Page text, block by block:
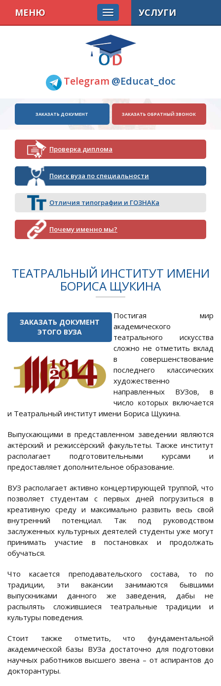
Telegram @Educat_doc
МЕНЮ
ЗАКАЗАТЬ ДОКУМЕНТ ЗАКАЗАТЬ ОБРАТНЫЙ ЗВОНОК
Проверка диплома
Поиск вуза по специальности
Отличия типографии и ГОЗНАКа
Почему именно мы?
УСЛУГИ
ТЕАТРАЛЬНЫЙ ИНСТИТУТ ИМЕНИ
БОРИСА ЩУКИНА
ЗАКАЗАТЬ ДОКУМЕНТ
ЭТОГО ВУЗА
Постигая мир
академического
театрального искусства
сложно не отметить вклад
в совершенствование
последнего классических
художественно
направленных ВУЗов, в
число которых включается
и Театральный институт имени Бориса Щукина.
Выпускающими в представленном заведении являются
актёрский и режиссёрский факультеты. Также институт
располагает подготовительными курсами и
предоставляет дополнительное образование.
ВУЗ располагает активно концертирующей труппой, что
позволяет студентам с первых дней погрузиться в
креативную среду и максимально развить весь свой
внутренний потенциал. Так под руководством
заслуженных культурных деятелей студенты уже могут
принимать участие в постановках и продолжать
обучаться.
Что касается преподавательского состава, то по
традиции, эти вакансии занимаются бывшими
выпускниками данного же заведения, дабы не
распылять сложившиеся театральные традиции и
культуры поведения.
Стоит также отметить, что фундаментальной
академической базы ВУЗа достаточно для подготовки
научных работников высшего звена – от аспирантов до
докторантуры.